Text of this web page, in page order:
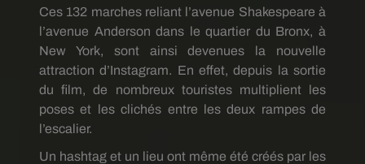
Ces 132 marches reliant l’avenue Shakespeare à
l’avenue Anderson dans le quartier du Bronx, à
New York, sont ainsi devenues la nouvelle
attraction d’Instagram. En effet, depuis la sortie
du film, de nombreux touristes multiplient les
poses et les clichés entre les deux rampes de
l’escalier.
Un hashtag et un lieu ont même été créés par les